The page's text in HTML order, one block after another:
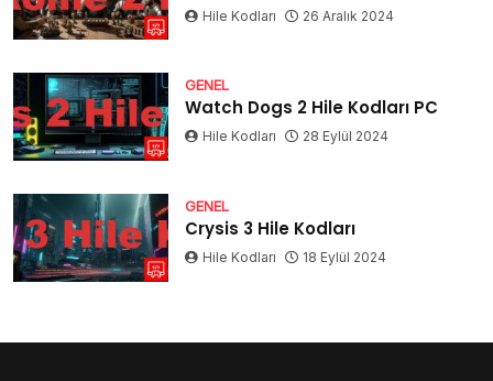
Hile Kodları 26 Aralık 2024
GENEL
Watch Dogs 2 Hile Kodları PC
Hile Kodları 28 Eylül 2024
GENEL
Crysis 3 Hile Kodları
Hile Kodları 18 Eylül 2024